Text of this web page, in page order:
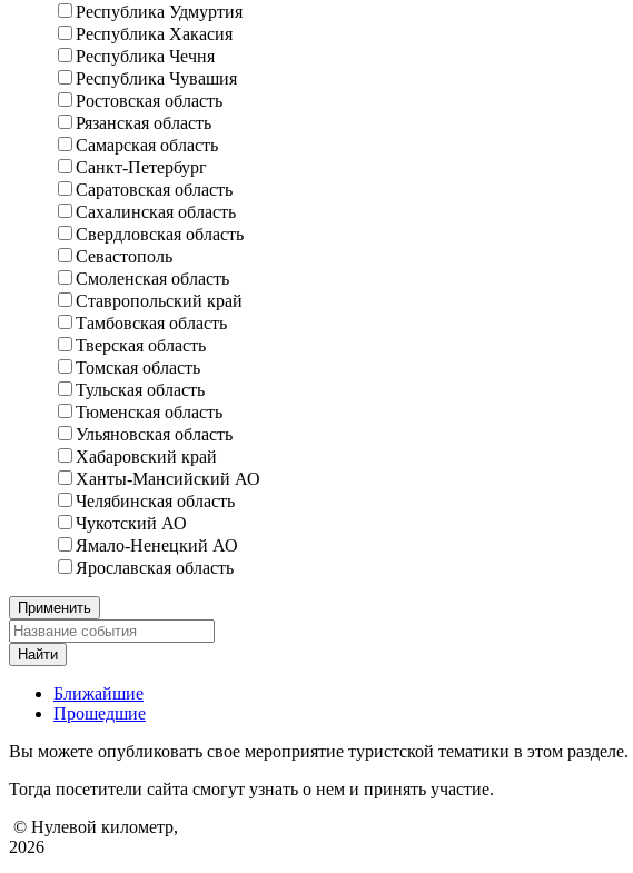
Республика Удмуртия
Республика Хакасия
Республика Чечня
Республика Чувашия
Ростовская область
Рязанская область
Самарская область
Санкт-Петербург
Саратовская область
Сахалинская область
Свердловская область
Севастополь
Смоленская область
Ставропольский край
Тамбовская область
Тверская область
Томская область
Тульская область
Тюменская область
Ульяновская область
Хабаровский край
Ханты-Мансийский АО
Челябинская область
Чукотский АО
Ямало-Ненецкий АО
Ярославская область
Применить
Найти
Ближайшие
Прошедшие
Вы можете опубликовать свое мероприятие туристской тематики в этом разделе.
Тогда посетители сайта смогут узнать о нем и принять участие.
© Нулевой километр,
2026